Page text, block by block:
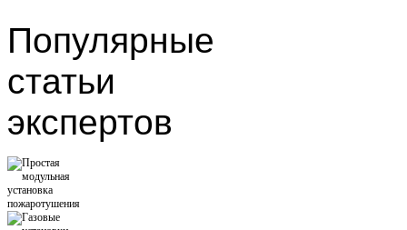
Популярные
статьи
экспертов